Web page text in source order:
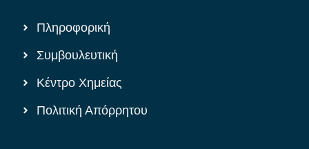
Πληροφορική
Συμβουλευτική
Κέντρο Χημείας
Πολιτική Απόρρητου